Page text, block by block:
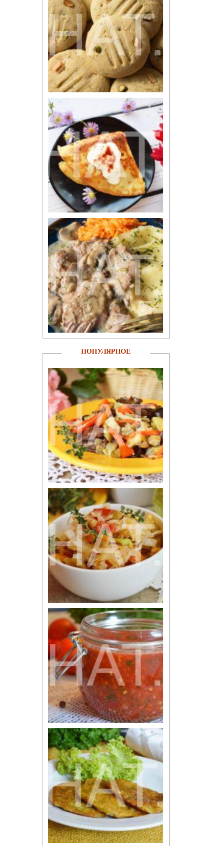
ПОПУЛЯРНОЕ